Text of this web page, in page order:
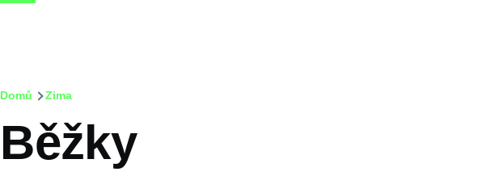
Drobečková
navigace
Domů Zima
Běžky